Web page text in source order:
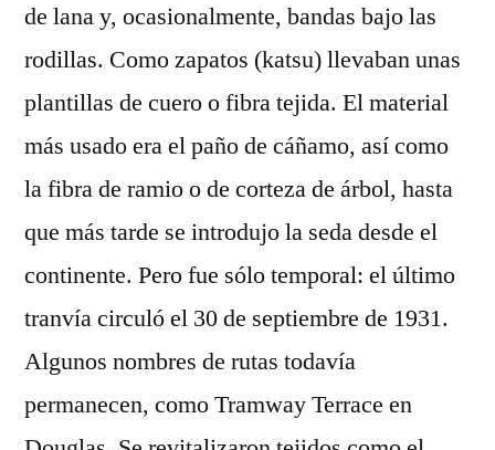
de lana y, ocasionalmente, bandas bajo las
rodillas. Como zapatos (katsu) llevaban unas
plantillas de cuero o fibra tejida. El material
más usado era el paño de cáñamo, así como
la fibra de ramio o de corteza de árbol, hasta
que más tarde se introdujo la seda desde el
continente. Pero fue sólo temporal: el último
tranvía circuló el 30 de septiembre de 1931.
Algunos nombres de rutas todavía
permanecen, como Tramway Terrace en